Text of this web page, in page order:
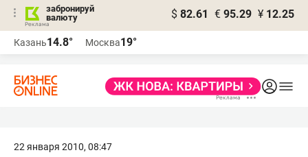
забронируй
валюту
$ 82.61 € 95.29 ¥ 12.25
Казань14.8° Москва19°
22 января 2010, 08:47